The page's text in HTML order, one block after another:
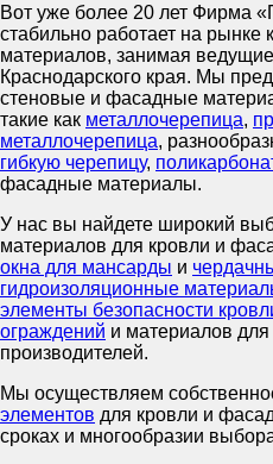
Вот уже более 20 лет Фирма
стабильно работает на
материалов, занимая
Краснодарского края. Мы
стеновые и фасадные
такие как металлочерепица,
металлочерепица,
гибкую черепицу,
фасадные материалы.
У нас вы найдете широкий
материалов для кровли и
окна для мансарды и
гидроизоляционные
элементы безопасности
ограждений и материалов
производителей.
Мы осуществляем
элементов для кровли и
сроках и многообразии